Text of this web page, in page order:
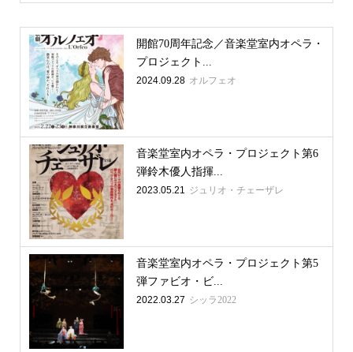
開館70周年記念／音楽堂室内オペラ・
プロジェクト...
2024.09.28 オルフェオ
音楽堂室内オペラ・プロジェクト第6
弾鈴木優人指揮...
2023.05.21 ジュリオ・チェーザレ
音楽堂室内オペラ・プロジェクト第5
弾ファビオ・ビ...
2022.03.27 シッラ2022